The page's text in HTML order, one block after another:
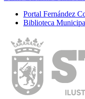
Portal Fernández
Biblioteca